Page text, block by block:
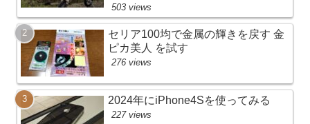
503 views
セリア100均で金属の輝きを戻す 金
ピカ美人 を試す
276 views
2024年にiPhone4Sを使ってみる
227 views